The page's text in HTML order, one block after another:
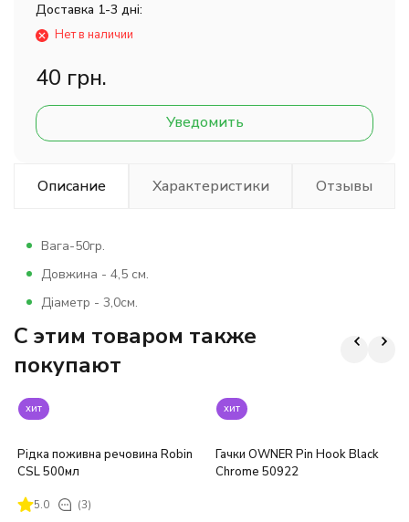
Доставка 1-3 дні:
Нет в наличии
40 грн.
Уведомить
Описание Характеристики Отзывы
Вага-50гр.
Довжина - 4,5 см.
Діаметр - 3,0см.
C этим товаром также
покупают
хит
Рідка поживна речовина Robin
CSL 500мл
5.0 (3)
хит
Гачки OWNER Pin Hook Black
Chrome 50922